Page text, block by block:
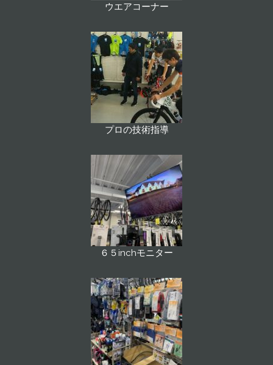
ウエアコーナー
プロの技術指導
６５inchモニター